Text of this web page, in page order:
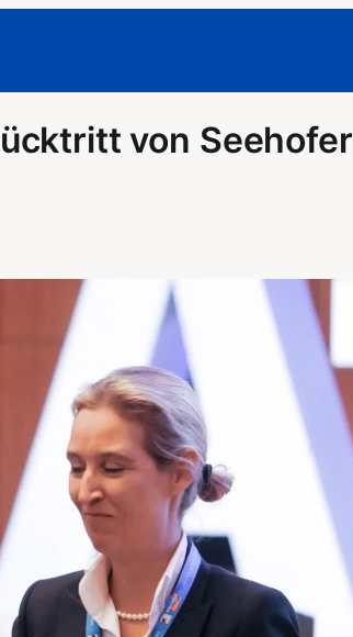
von Seehofer